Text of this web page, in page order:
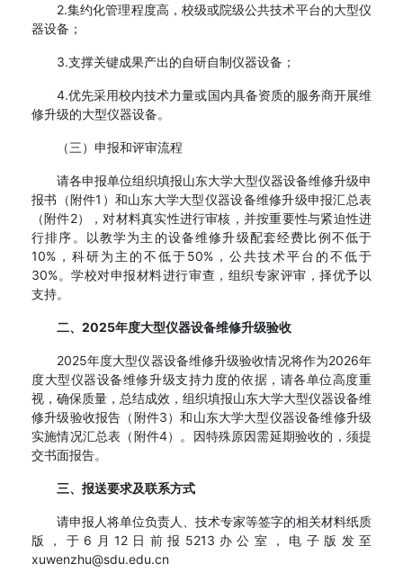
2.集约化管理程度高，校级或院级公共技术平台的大型仪
器设备；
3.支撑关键成果产出的自研自制仪器设备；
4.优先采用校内技术力量或国内具备资质的服务商开展维
修升级的大型仪器设备。
（三）申报和评审流程
请各申报单位组织填报山东大学大型仪器设备维修升级申
报书（附件1）和山东大学大型仪器设备维修升级申报汇总表
（附件2），对材料真实性进行审核，并按重要性与紧迫性进
行排序。以教学为主的设备维修升级配套经费比例不低于
10%，科研为主的不低于50%，公共技术平台的不低于
30%。学校对申报材料进行审查，组织专家评审，择优予以
支持。
二、2025年度大型仪器设备维修升级验收
2025年度大型仪器设备维修升级验收情况将作为2026年
度大型仪器设备维修升级支持力度的依据，请各单位高度重
视，确保质量，总结成效，组织填报山东大学大型仪器设备维
修升级验收报告（附件3）和山东大学大型仪器设备维修升级
实施情况汇总表（附件4）。因特殊原因需延期验收的，须提
交书面报告。
三、报送要求及联系方式
请申报人将单位负责人、技术专家等签字的相关材料纸质
版，于6月12日前报5213办公室，电子版发至
xuwenzhu@sdu.edu.cn